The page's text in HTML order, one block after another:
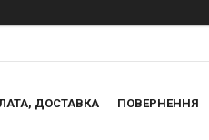
ДОСТАВКА ПОВЕРНЕННЯ